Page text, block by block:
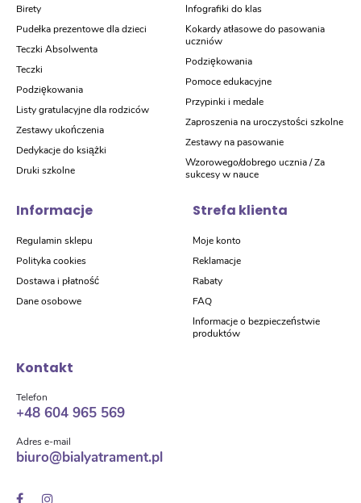
Birety
Pudełka prezentowe dla dzieci
Teczki Absolwenta
Teczki
Podziękowania
Listy gratulacyjne dla rodziców
Zestawy ukończenia
Dedykacje do książki
Druki szkolne
Infografiki do klas
Kokardy atłasowe do pasowania
uczniów
Podziękowania
Pomoce edukacyjne
Przypinki i medale
Zaproszenia na uroczystości szkolne
Zestawy na pasowanie
Wzorowego/dobrego ucznia / Za
sukcesy w nauce
Informacje
Regulamin sklepu
Polityka cookies
Dostawa i płatność
Dane osobowe
Strefa klienta
Moje konto
Reklamacje
Rabaty
FAQ
Informacje o bezpieczeństwie
produktów
Kontakt
Telefon
+48 604 965 569
Adres e-mail
biuro@bialyatrament.pl